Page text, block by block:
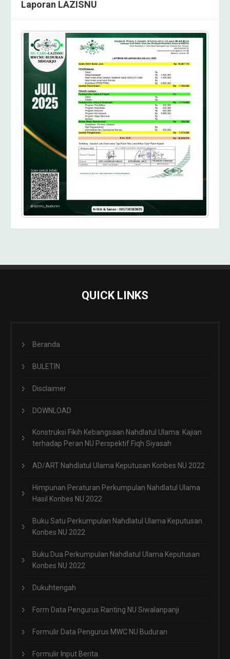
Laporan LAZISNU
QUICK LINKS
Beranda
BULETIN
Disclaimer
DOWNLOAD
Konstruksi Fikih Kebangsaan Nahdlatul Ulama: Kajian
terhadap Peran NU Perspektif Fiqh Siyasah
AD/ART Nahdlatul Ulama Keputusan Konbes NU 2022
Himpunan Peraturan Perkumpulan Nahdlatul Ulama
Hasil Konbes NU 2022
Buku Satu Perkumpulan Nahdlatul Ulama Keputusan
Konbes NU 2022
Buku Dua Perkumpulan Nahdlatul Ulama Keputusan
Konbes NU 2022
Dukuhtengah
Form Data Pengurus Ranting NU Siwalanpanji
Formulir Data Pengurus MWC NU Buduran
Formulir Input Berita